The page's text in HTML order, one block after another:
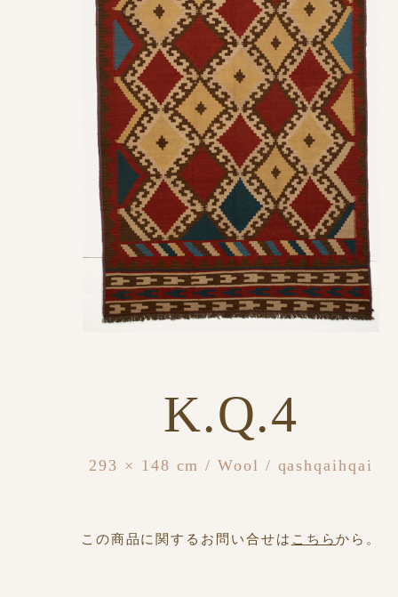
K.Q.4
293 × 148 cm / Wool / qashqaihqai
この商品に関するお問い合せは こちらから。